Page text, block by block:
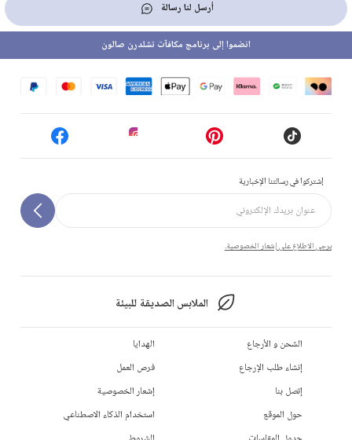
أرسل لنا رسالة
إشتركوا في رسالتنا الإخبارية
يرجى الاطلاع على إشعار الخصوصية.
الملابس الصديقة للبيئة
انضموا إلى برنامج مكافآت تشلدرن صالون
الشحن و الأرجاع
إنشاء طلب الإرجاع
إتصل بنا
حول الموقع
الهدايا
فرص العمل
إشعار الخصوصية
استخدام الذكاء الاصطناعي